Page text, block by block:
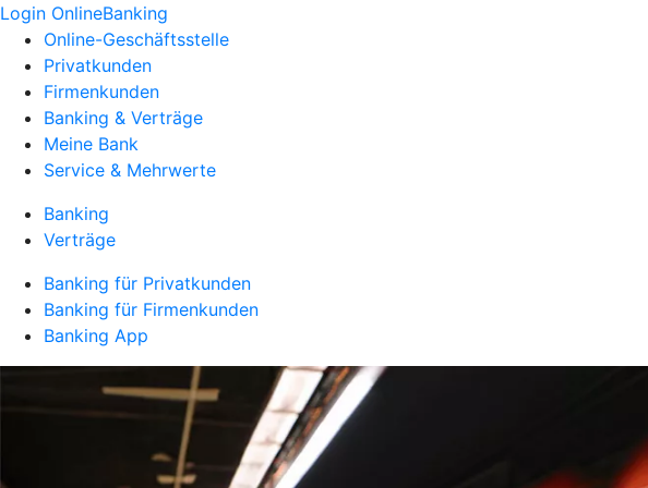
Login OnlineBanking
Online-Geschäftsstelle
Privatkunden
Firmenkunden
Banking & Verträge
Meine Bank
Service & Mehrwerte
Banking
Verträge
Banking für Privatkunden
Banking für Firmenkunden
Banking App